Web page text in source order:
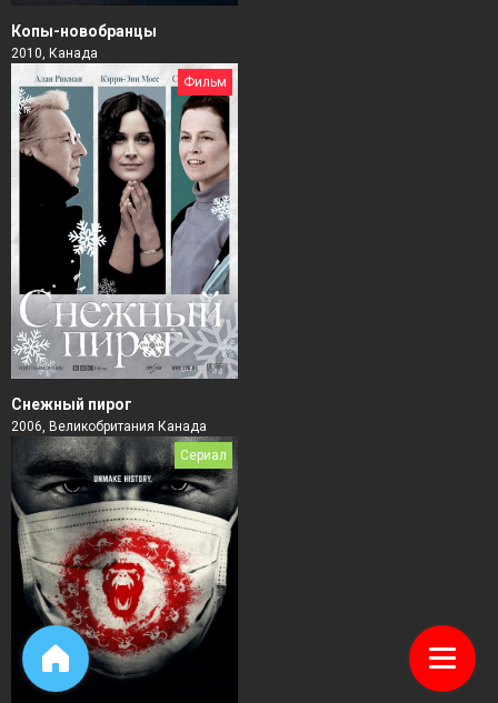
Копы-новобранцы
2010, Канада
Фильм
Снежный пирог
2006, Великобритания Канада
Сериал